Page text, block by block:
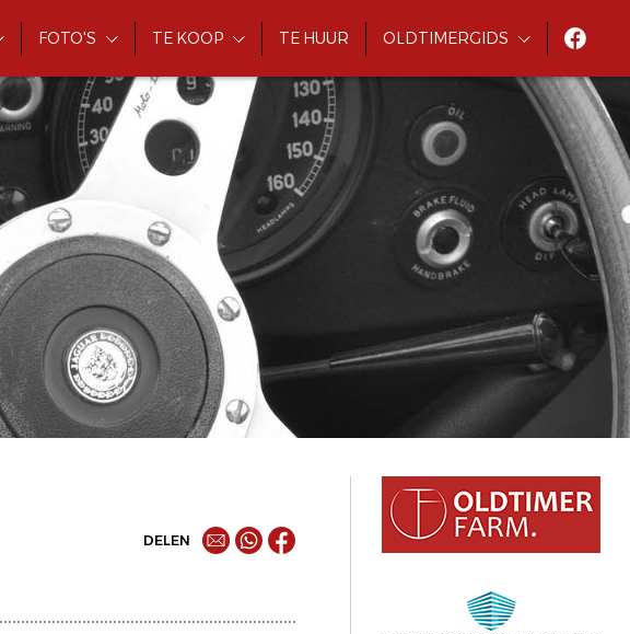
FOTO'S TE KOOP TE HUUR OLDTIMERGIDS
DELEN